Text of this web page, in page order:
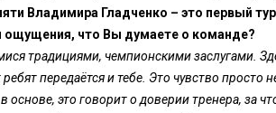
Владимира Гладченко – это первый
ощущения, что Вы думаете о команде?
традициями, чемпионскими заслугами.
передаётся и тебе. Это чувство просто
это говорит о доверии тренера, за